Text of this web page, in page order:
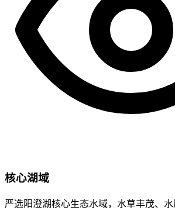
核心湖域
严选阳澄湖核心生态水域，水草丰茂、水